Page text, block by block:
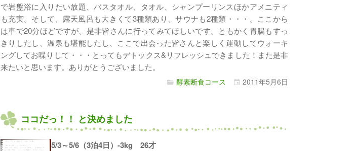
で岩盤浴に入りたい放題、バスタオル、タオル、シャンプーリンスほかアメニティ
も充実。そして、露天風呂も大きくて3種類あり、サウナも2種類・・・。ここから
は車で20分ほどですが、是非皆さんに行ってみてほしいです。ともかく胃腸もすっ
きりしたし、温泉も堪能したし、ここで出会った皆さんと楽しく運動してウォーキ
ングしてお喋りして・・・とってもデトックス&リフレッシュできました！また是非
来たいと思います。ありがとうございました。
酵素断食コース 2011年5月6日
ココだっ！！ と決めました
5/3～5/6（3泊4日）-3kg 26才